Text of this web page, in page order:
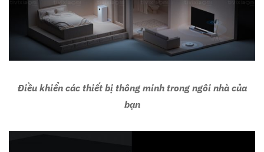
Điều khiển các thiết bị thông minh trong ngôi nhà của
bạn